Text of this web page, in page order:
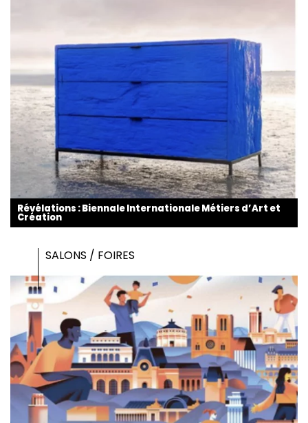
Révélations : Biennale Internationale Métiers d’Art et
Création
SALONS / FOIRES